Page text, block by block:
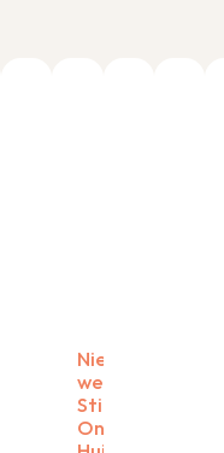
Nieuwe
werkwijze
Stichting Fonds
Onderzoek